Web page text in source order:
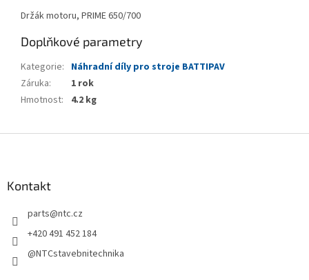
Držák motoru, PRIME 650/700
Doplňkové parametry
Kategorie: Náhradní díly pro stroje BATTIPAV
Záruka:
1 rok
Hmotnost: 4.2 kg
Kontakt
parts@ntc.cz
+420 491 452 184
@NTCstavebnitechnika